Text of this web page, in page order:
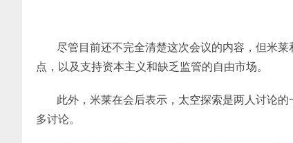
尽管目前还不完全清楚这次会议的内容，但米
点，以及支持资本主义和缺乏监管的自由市场。
此外，米莱在会后表示，太空探索是两人讨论
多讨论。